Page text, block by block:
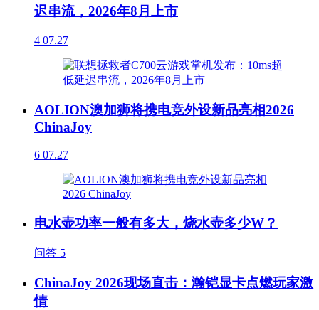
迟串流，2026年8月上市
4 07.27
AOLION澳加狮将携电竞外设新品亮相2026
ChinaJoy
6 07.27
电水壶功率一般有多大，烧水壶多少W？
问答 5
ChinaJoy 2026现场直击：瀚铠显卡点燃玩家激
情